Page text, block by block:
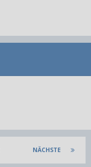
NÄCHSTE